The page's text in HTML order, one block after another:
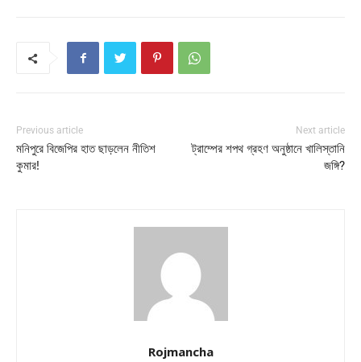
Previous article
মনিপুরে বিজেপির হাত ছাড়লেন নীতিশ
কুমার!
Next article
ট্রাম্পের শপথ গ্রহণ অনুষ্ঠানে খালিস্তানি
জঙ্গি?
Rojmancha